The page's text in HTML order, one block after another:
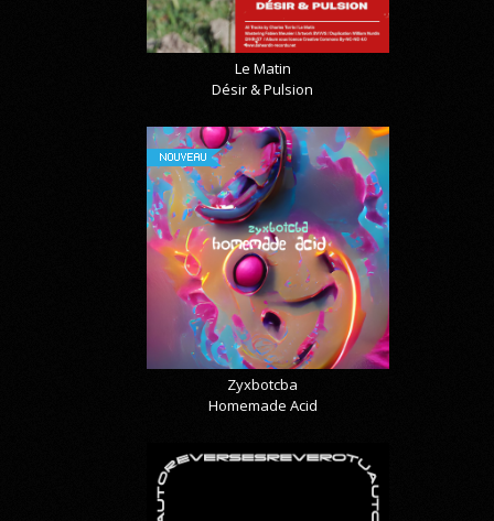
Le Matin
Désir & Pulsion
NOUVEAU
Zyxbotcba
Homemade Acid